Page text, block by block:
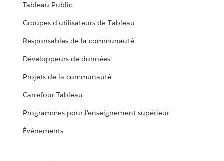
Tableau Public
Groupes d’utilisateurs de Tableau
Responsables de la communauté
Développeurs de données
Projets de la communauté
Carrefour Tableau
Programmes pour l’enseignement supérieur
Événements